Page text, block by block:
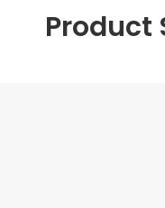
Product